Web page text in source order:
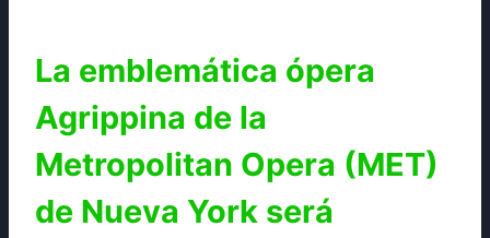
La emblemática ópera
Agrippina de la
Metropolitan Opera (MET)
de Nueva York será